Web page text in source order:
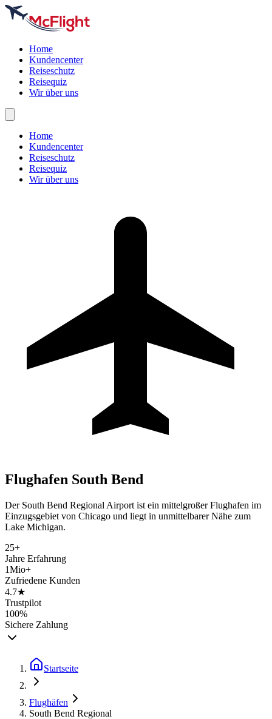
Home
Kundencenter
Reiseschutz
Reisequiz
Wir über uns
Home
Kundencenter
Reiseschutz
Reisequiz
Wir über uns
Flughafen South Bend
Der South Bend Regional Airport ist ein mittelgroßer Flughafen im
Einzugsgebiet von Chicago und liegt in unmittelbarer Nähe zum
Lake Michigan.
25+
Jahre Erfahrung
1Mio+
Zufriedene Kunden
4.7★
Trustpilot
100%
Sichere Zahlung
Startseite
Flughäfen
South Bend Regional